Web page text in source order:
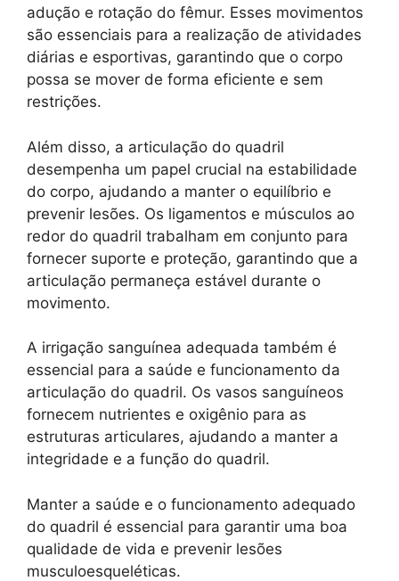
adução e rotação do fêmur. Esses movimentos
são essenciais para a realização de atividades
diárias e esportivas, garantindo que o corpo
possa se mover de forma eficiente e sem
restrições.
Além disso, a articulação do quadril
desempenha um papel crucial na estabilidade
do corpo, ajudando a manter o equilíbrio e
prevenir lesões. Os ligamentos e músculos ao
redor do quadril trabalham em conjunto para
fornecer suporte e proteção, garantindo que a
articulação permaneça estável durante o
movimento.
A irrigação sanguínea adequada também é
essencial para a saúde e funcionamento da
articulação do quadril. Os vasos sanguíneos
fornecem nutrientes e oxigênio para as
estruturas articulares, ajudando a manter a
integridade e a função do quadril.
Manter a saúde e o funcionamento adequado
do quadril é essencial para garantir uma boa
qualidade de vida e prevenir lesões
musculoesqueléticas.